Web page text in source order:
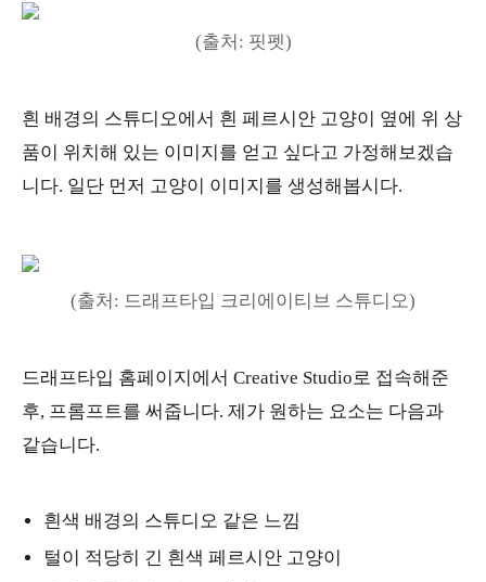
(출처: 핏펫)
흰 배경의 스튜디오에서 흰 페르시안 고양이 옆에 위 상
품이 위치해 있는 이미지를 얻고 싶다고 가정해보겠습
니다. 일단 먼저 고양이 이미지를 생성해봅시다.
(출처: 드래프타입 크리에이티브 스튜디오)
드래프타입 홈페이지에서 Creative Studio로 접속해준
후, 프롬프트를 써줍니다. 제가 원하는 요소는 다음과
같습니다.
흰색 배경의 스튜디오 같은 느낌
털이 적당히 긴 흰색 페르시안 고양이